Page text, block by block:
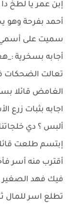
إبن عمر يا لطخ
أحمد بفرحة وهو
سميت على
أجابه بسخرية
تعالت الضحكات
الغامض قائلا
اجابه بثبات زرع
ألبس ؟ دي
إبتسم طلعت
أقترب منه أسر
فيك فهد الصغير
تطلع اسر للمال